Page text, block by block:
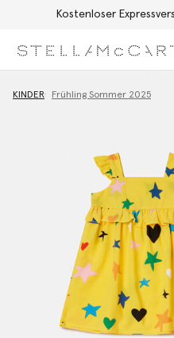
Kostenloser
KINDER Frühling Sommer 2025